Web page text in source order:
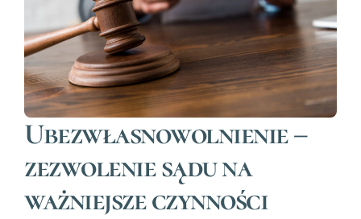
Kategorie
Ubezwłasnowolnienie –
zezwolenie sądu na
ważniejsze czynności